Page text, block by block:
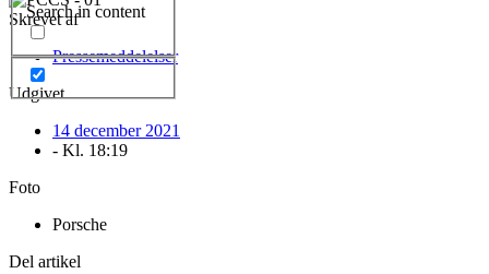
Search in content
Skrevet af
Pressemeddelelser
Udgivet
14 december 2021
- Kl. 18:19
Foto
Porsche
Del artikel